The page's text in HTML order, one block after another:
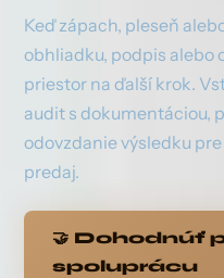
Keď zápach, pleseň
obhliadku, podpis alebo
priestor na ďalší krok.
audit s dokumentáciou,
odovzdanie výsledku
predaj.
🤝 Dohodnúť
spoluprácu